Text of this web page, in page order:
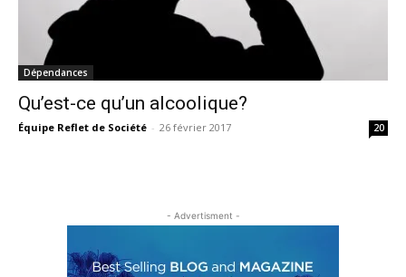
Dépendances
Qu’est-ce qu’un alcoolique?
Équipe Reflet de Société - 26 février 2017 20
- Advertisment -